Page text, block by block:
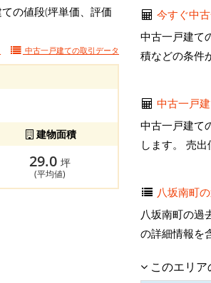
の値段(坪単価、評価
中古一戸建ての取引データ
建物面積
29.0 坪
(平均値)
今すぐ中
中古一戸建て
積などの条件
中古一戸
中古一戸建て
します。 売出
八坂南町
八坂南町の過
の詳細情報を
このエリ